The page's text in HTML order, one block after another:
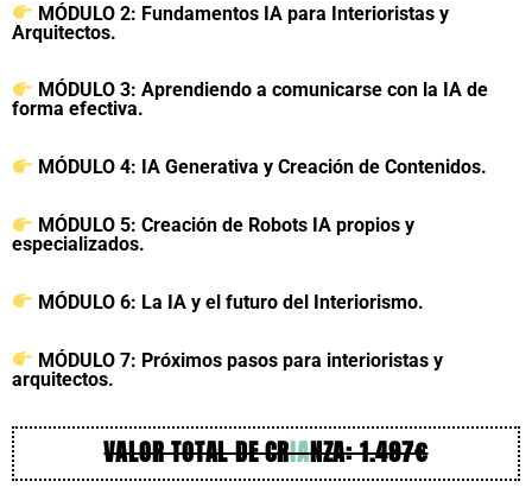
MÓDULO 2: Fundamentos IA para Interioristas y
Arquitectos.
MÓDULO 3: Aprendiendo a comunicarse con la IA de
forma efectiva.
MÓDULO 4: IA Generativa y Creación de Contenidos.
MÓDULO 5: Creación de Robots IA propios y
especializados.
MÓDULO 6: La IA y el futuro del Interiorismo.
MÓDULO 7: Próximos pasos para interioristas y
arquitectos.
VALOR TOTAL DE CRIANZA: 1.497€